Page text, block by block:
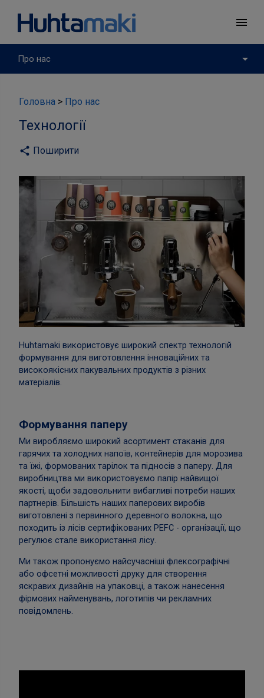
menu
Про нас arrow_drop_down
Головна Про нас
Технології
share Поширити
Huhtamaki використовує широкий спектр технологій
формування для виготовлення інноваційних та
високоякісних пакувальних продуктів з різних
матеріалів.
Формування паперу
Ми виробляємо широкий асортимент стаканів для
гарячих та холодних напоїв, контейнерів для морозива
та їжі, формованих тарілок та підносів з паперу. Для
виробництва ми використовуємо папір найвищої
якості, щоби задовольнити вибагливі потреби наших
партнерів. Більшість наших паперових виробів
виготовлені з первинного деревного волокна, що
походить із лісів сертифікованих PEFC - організації, що
регулює стале використання лісу.
Ми також пропонуємо найсучасніші флексографічні
або офсетні можливості друку для створення
яскравих дизайнів на упаковці, а також нанесення
фірмових найменувань, логотипів чи рекламних
повідомлень.